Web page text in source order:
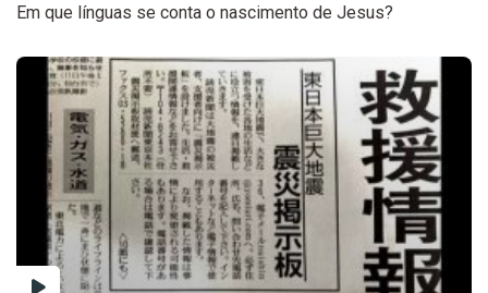
Em que línguas se conta o nascimento de Jesus?